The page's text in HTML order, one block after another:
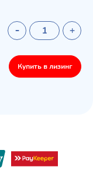
Купить в лизинг